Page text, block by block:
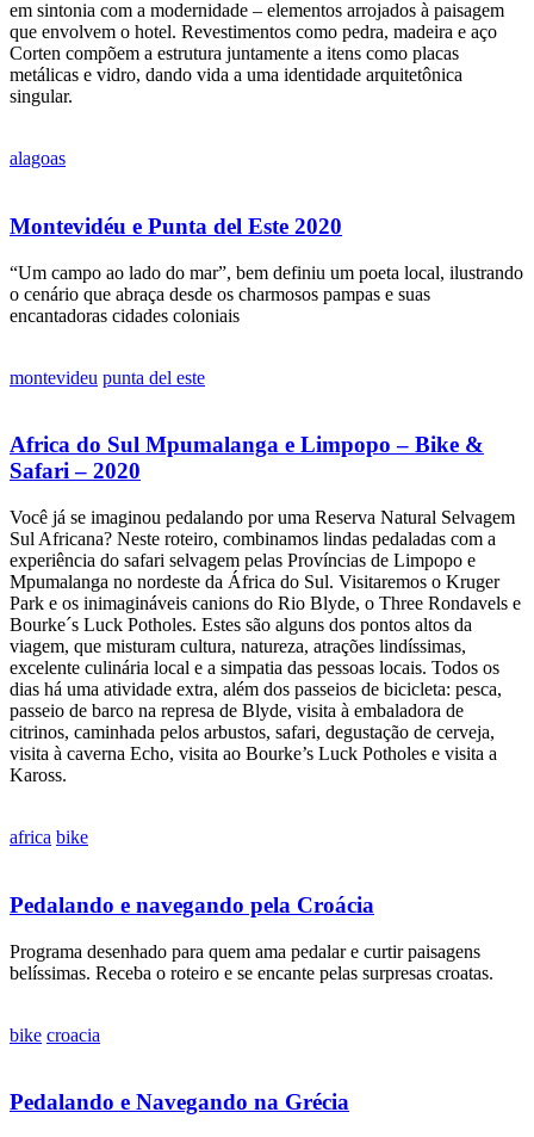
em sintonia com a modernidade – elementos arrojados à paisagem
que envolvem o hotel. Revestimentos como pedra, madeira e aço
Corten compõem a estrutura juntamente a itens como placas
metálicas e vidro, dando vida a uma identidade arquitetônica
singular.
alagoas
Montevidéu e Punta del Este 2020
“Um campo ao lado do mar”, bem definiu um poeta local, ilustrando
o cenário que abraça desde os charmosos pampas e suas
encantadoras cidades coloniais
montevideu punta del este
Africa do Sul Mpumalanga e Limpopo – Bike &
Safari – 2020
Você já se imaginou pedalando por uma Reserva Natural Selvagem
Sul Africana? Neste roteiro, combinamos lindas pedaladas com a
experiência do safari selvagem pelas Províncias de Limpopo e
Mpumalanga no nordeste da África do Sul. Visitaremos o Kruger
Park e os inimagináveis canions do Rio Blyde, o Three Rondavels e
Bourke´s Luck Potholes. Estes são alguns dos pontos altos da
viagem, que misturam cultura, natureza, atrações lindíssimas,
excelente culinária local e a simpatia das pessoas locais. Todos os
dias há uma atividade extra, além dos passeios de bicicleta: pesca,
passeio de barco na represa de Blyde, visita à embaladora de
citrinos, caminhada pelos arbustos, safari, degustação de cerveja,
visita à caverna Echo, visita ao Bourke’s Luck Potholes e visita a
Kaross.
africa bike
Pedalando e navegando pela Croácia
Programa desenhado para quem ama pedalar e curtir paisagens
belíssimas. Receba o roteiro e se encante pelas surpresas croatas.
bike croacia
Pedalando e Navegando na Grécia